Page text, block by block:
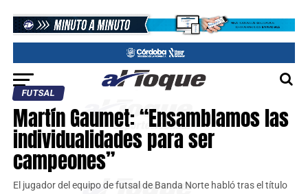
FUTSAL
Martín Gaumet: “Ensamblamos las
individualidades para ser
campeones”
El jugador del equipo de futsal de Banda Norte habló tras el título